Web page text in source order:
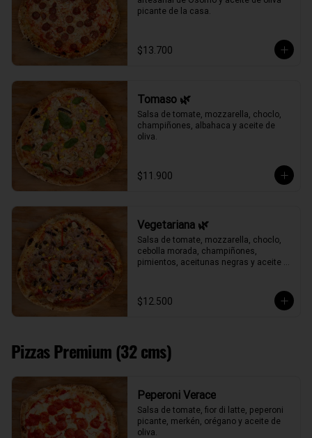
picante de la casa.
$13.700
Tomaso 🌿
Salsa de tomate, mozzarella, choclo,
champiñones, albahaca y aceite de
oliva.
$11.900
Vegetariana 🌿
Salsa de tomate, mozzarella, choclo,
cebolla morada, champiñones,
pimientos, aceitunas negras y aceite
$12.500
Pizzas Premium (32 cms)
Peperoni Verace
Salsa de tomate, fior di latte, peperoni
picante, merkén, orégano y aceite de
oliva.